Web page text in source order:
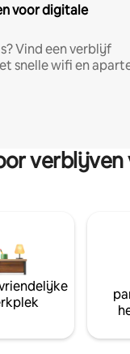
voor digitale
Vind een verblijf
snelle wifi en
verblijven